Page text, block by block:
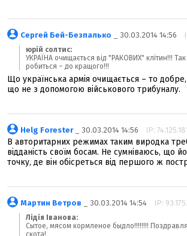
Сергей Бей-Безпалько _ 30.03.2014 14:56
юрій солтис:
УКРАЇНА очищається від "РАКОВИХ" клітин!!!
робиться – до кращого!!!
Що українська армія очищається – то
що не з допомогою військового трибуналу.
Helg Forester_ 30.03.2014 14:56 IP:
В авторитарних режимах таким виродка
відданість своїм босам. Не сумніваюсь, що
точку, де він обісреться від першого ж
Мартин Ветров _ 30.03.2014 14:54 IP:
Лідія Іванова:
Сытое, мясом кормленое быдло!!!!!!!!
скота!